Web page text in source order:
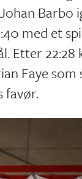
Barbo
med et
Etter
Faye
favør.